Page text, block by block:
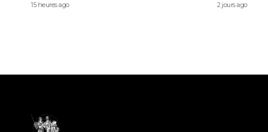
15 heures ago 2 jours ago